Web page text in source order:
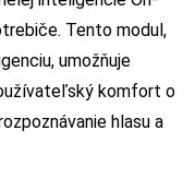
Tento modul,
umožňuje
komfort o
hlasu a